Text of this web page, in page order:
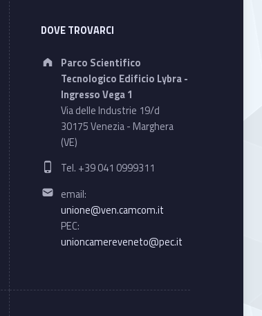
DOVE TROVARCI
Address:
Parco Scientifico
Tecnologico Edificio Lybra -
Ingresso Vega 1
Via delle Industrie 19/d
30175 Venezia - Marghera
(VE)
Phone number:
Tel. +39 041 0999311
Email address:
email:
unione@ven.camcom.it
PEC:
unioncamereveneto@pec.it